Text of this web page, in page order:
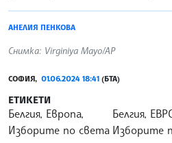
АНЕЛИЯ ПЕНКОВА
Снимка: Virginiya Mayo/AP
СОФИЯ, 01.06.2024 18:41 (БТА)
ЕТИКЕТИ
Белгия, Европа,
Изборите по света
Белгия,
Изборите